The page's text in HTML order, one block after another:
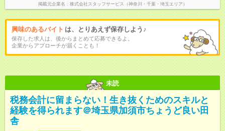
掲載元企業名 株式会社スタッフサービス（神奈川・千葉・埼玉エリア）
興味のあるバイト は、とりあえず保存しよう♪
保存した求人は、後からまとめて応募できるよ。
企業からアプローチが届くことも！
未読
税務会計に留まらない！生き抜くためのスキルと
経験を得られます＠埼玉県加須市ちょうど良い田
舎